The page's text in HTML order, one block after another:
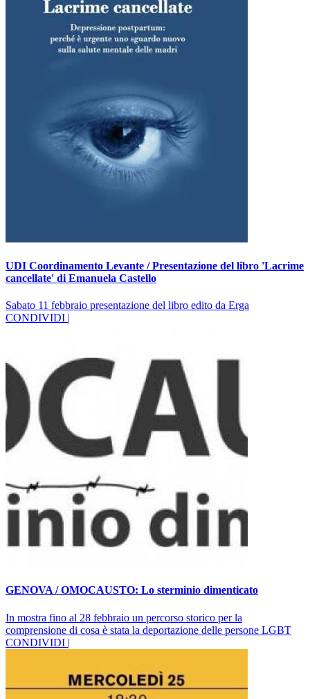
UDI Coordinamento Levante / Presentazione del libro 'Lacrime
cancellate' di Emanuela Castello
Sabato 11 febbraio presentazione del libro edito da Erga
CONDIVIDI |
GENOVA / OMOCAUSTO: Lo sterminio dimenticato
In mostra fino al 28 febbraio un percorso storico per la
comprensione di cosa è stata la deportazione delle persone LGBT
CONDIVIDI |